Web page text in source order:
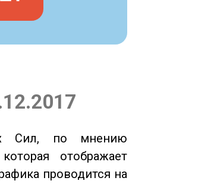
Сил, по мнению
отображает
проводится на